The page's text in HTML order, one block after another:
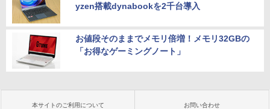
yzen搭載dynabookを2千台導入
お値段そのままでメモリ倍増！メモリ32GBの
「お得なゲーミングノート」
本サイトのご利用について お問い合わせ